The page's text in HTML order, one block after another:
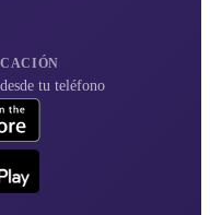
tu teléfono